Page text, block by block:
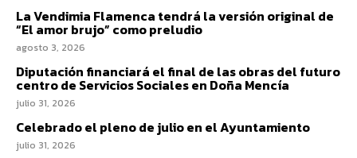
La Vendimia Flamenca tendrá la versión original de
“El amor brujo” como preludio
agosto 3, 2026
Diputación financiará el final de las obras del futuro
centro de Servicios Sociales en Doña Mencía
julio 31, 2026
Celebrado el pleno de julio en el Ayuntamiento
julio 31, 2026